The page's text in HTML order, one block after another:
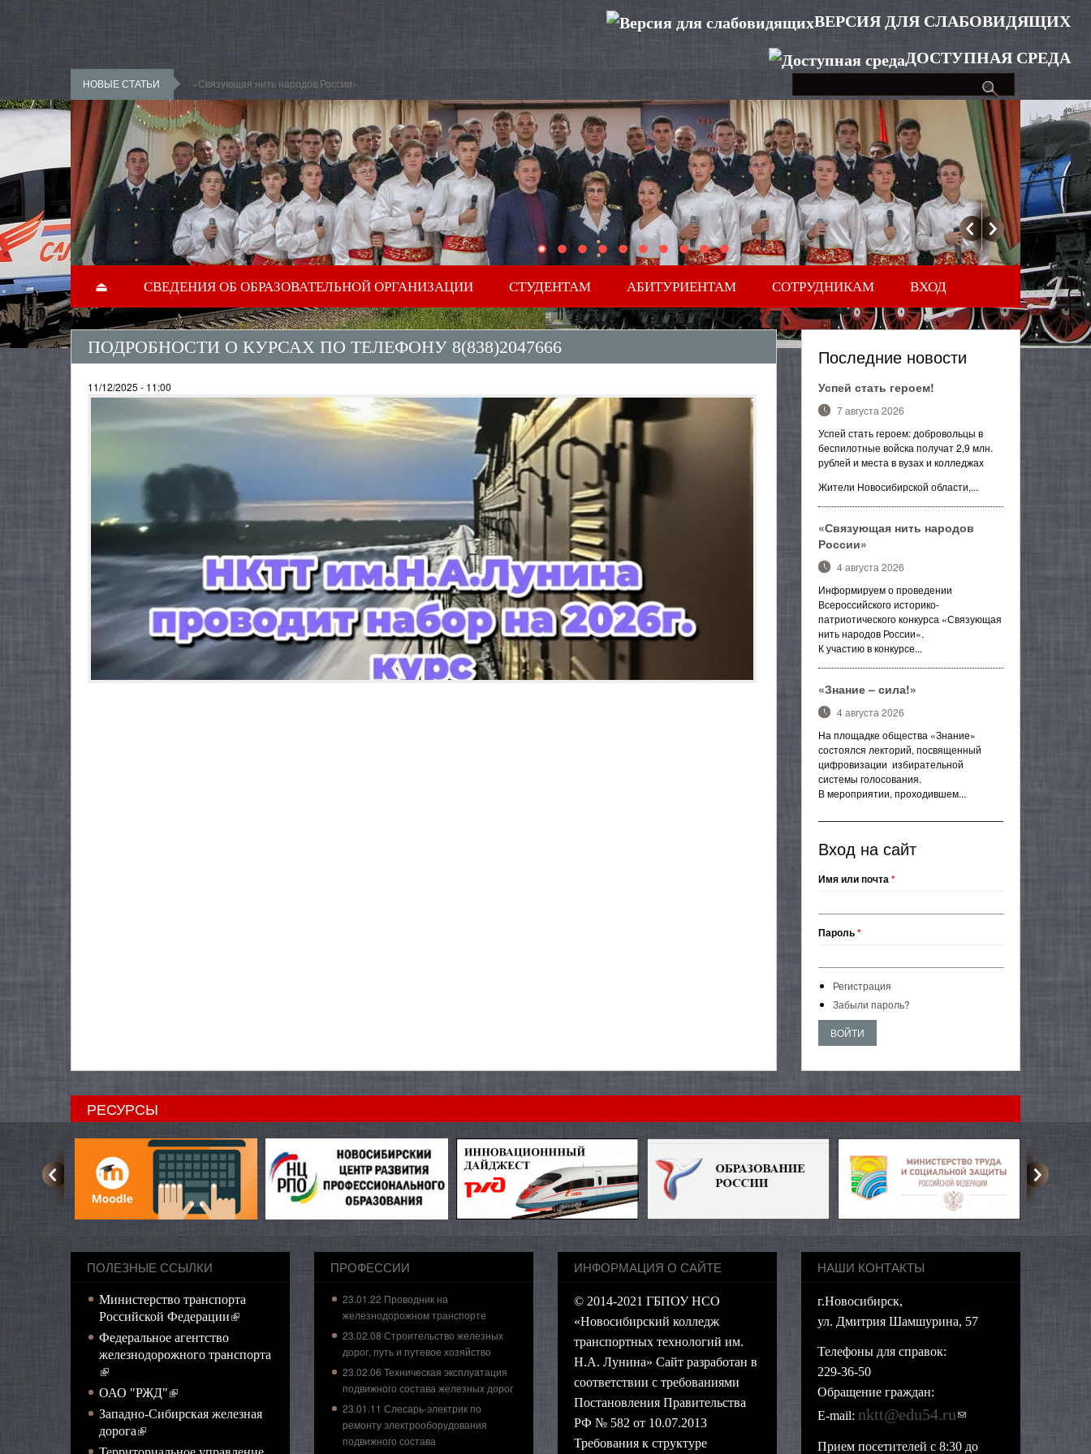
Перейти к основному содержанию
ВЕРСИЯ ДЛЯ СЛАБОВИДЯЩИХ
ДОСТУПНАЯ СРЕДА
НОВЫЕ СТАТЬИ «Знание – сила!»
⏏ СВЕДЕНИЯ ОБ ОБРАЗОВАТЕЛЬНОЙ ОРГАНИЗАЦИИ СТУДЕНТАМ АБИТУРИЕНТАМ СОТРУДНИКАМ ВХОД
ПОДРОБНОСТИ О КУРСАХ ПО ТЕЛЕФОНУ 8(838)2047666
11/12/2025 - 11:00
Последние новости
Успей стать героем!
7 августа 2026
Успей стать героем: добровольцы в
беспилотные войска получат 2,9 млн.
рублей и места в вузах и колледжах
Жители Новосибирской области,...
«Связующая нить народов
России»
4 августа 2026
Информируем о проведении
Всероссийского историко-
патриотического конкурса «Связующая
нить народов России».
К участию в конкурсе...
«Знание – сила!»
4 августа 2026
На площадке общества «Знание»
состоялся лекторий, посвященный
цифровизации избирательной
системы голосования.
В мероприятии, проходившем...
Вход на сайт
Имя или почта*
Пароль*
Регистрация
Забыли пароль?
РЕСУРСЫ
ПОЛЕЗНЫЕ ССЫЛКИ
Министерство транспорта
Российской Федерации(внешняя ссылка)
Федеральное агентство
железнодорожного транспорта
(внешняя ссылка)
ОАО "РЖД"(внешняя ссылка)
Западно-Сибирская железная
дорога(внешняя ссылка)
ПРОФЕССИИ
23.01.22 Проводник на
железнодорожном транспорте
23.02.08 Строительство железных
дорог, путь и путевое хозяйство
23.02.06 Техническая эксплуатация
подвижного состава железных дорог
23.01.11 Слесарь-электрик по
ремонту электрооборудования
подвижного состава
ИНФОРМАЦИЯ О САЙТЕ
© 2014-2021 ГБПОУ НСО
«Новосибирский колледж
транспортных технологий им.
Н.А. Лунина» Сайт разработан в
соответствии с требованиями
Постановления Правительства
РФ № 582 от 10.07.2013
Требования к структуре
НАШИ КОНТАКТЫ
г.Новосибирск,
ул. Дмитрия Шамшурина, 57
Телефоны для справок:
229-36-50
Обращение граждан:
E-mail: nktt@edu54.ru(ссылка для
отправки email)
Прием посетителей с 8:30 до